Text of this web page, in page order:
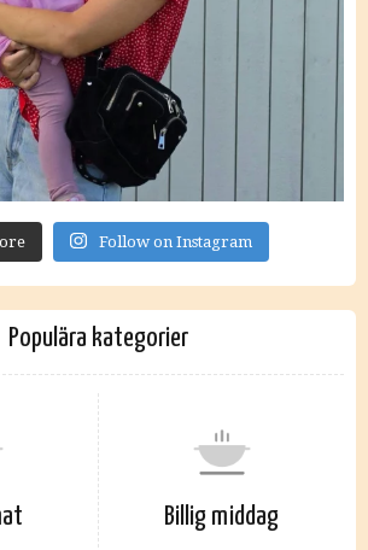
Follow on Instagram
Populära kategorier
Billig middag